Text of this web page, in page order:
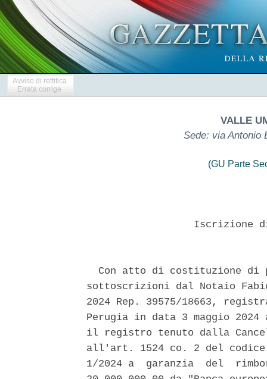
Avviso di rettifica
Errata corrige
VALLE
Sede: via Antonio
(GU Parte
Iscrizione
Con atto di costituzione di
sottoscrizioni dal Notaio
2024 Rep. 39575/18663,
Perugia in data 3 maggio
il registro tenuto dalla
all'art. 1524 co. 2 del
1/2024 a  garanzia  del